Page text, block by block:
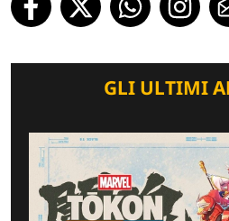
GLI ULTIMI